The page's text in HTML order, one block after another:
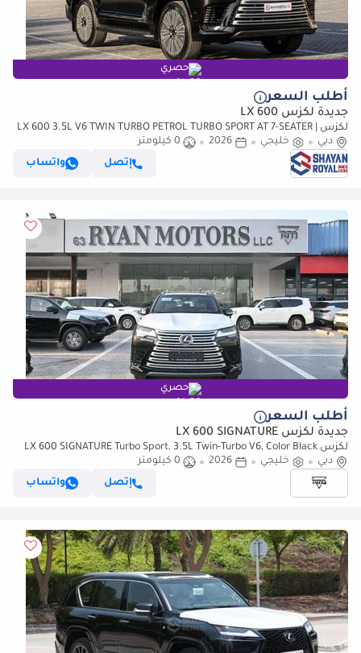
حصري
أطلب السعر
جديدة لكزس LX 600
لكزس LX 600 3.5L V6 TWIN TURBO PETROL TURBO SPORT AT 7-SEATER |
25-MARK LEVINSON 2026MY
دبي خليجي 2026
0 كيلومتر
إتصل
واتساب
حصري
أطلب السعر
جديدة لكزس LX 600 SIGNATURE
لكزس LX 600 SIGNATURE Turbo Sport, 3.5L Twin-Turbo V6, Color Black
دبي
خليجي 2026
0 كيلومتر
إتصل
واتساب